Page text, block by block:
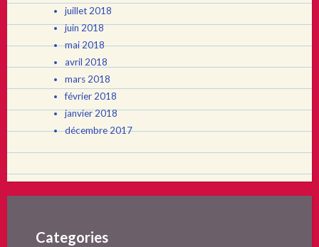
juillet 2018
juin 2018
mai 2018
avril 2018
mars 2018
février 2018
janvier 2018
décembre 2017
Categories